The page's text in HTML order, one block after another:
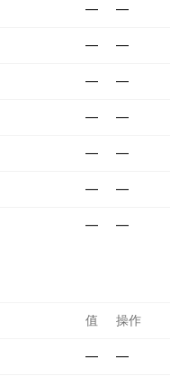
— —
— —
— —
— —
— —
— —
— —
值 操作
— —